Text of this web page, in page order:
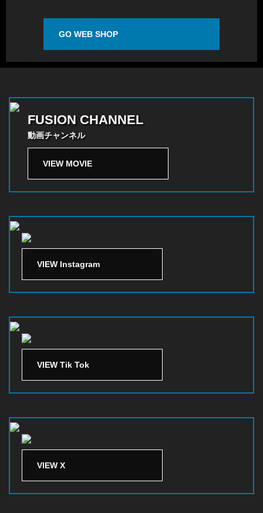
GO WEB SHOP
FUSION CHANNEL
動画チャンネル
VIEW MOVIE
VIEW Instagram
VIEW Tik Tok
VIEW X